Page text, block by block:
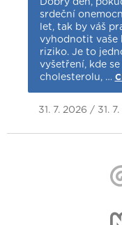
Dobrý den,
srdeční
let, tak by váš
vyhodnotit vaše
riziko. Je to
vyšetření, kde
cholesterolu, …
31. 7. 2026 / 31.